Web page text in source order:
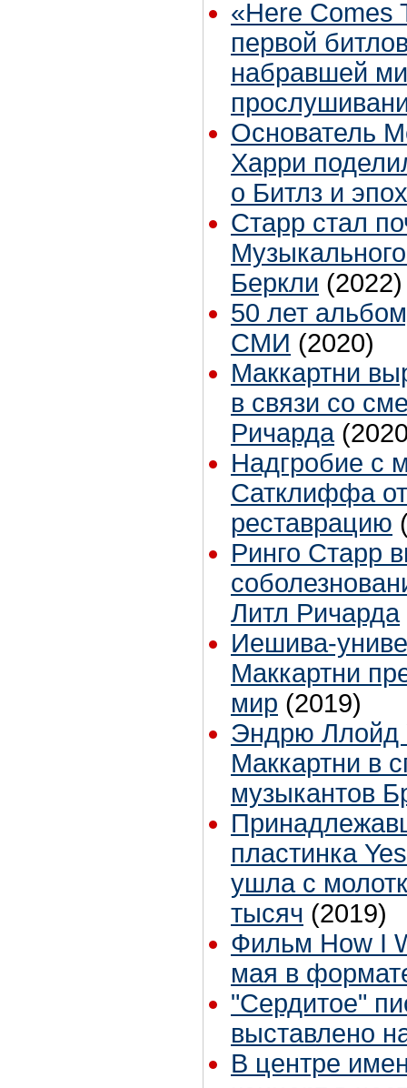
«Here Comes
первой
набравшей
Основатель
Харри
о Битлз и
Старр стал
Беркли (2022)
50 лет
СМИ (2020)
Маккартни
в связи со
Ричарда
Надгробие с
Сатклиффа
реставрацию
Ринго Старр
Литл Ричарда
Иешива-
Маккартни
мир (2019)
Эндрю Ллойд
Маккартни в
музыкантов
пластинка
ушла с
тысяч (2019)
Фильм How I
мая в
"Сердитое"
выставлено
В центре